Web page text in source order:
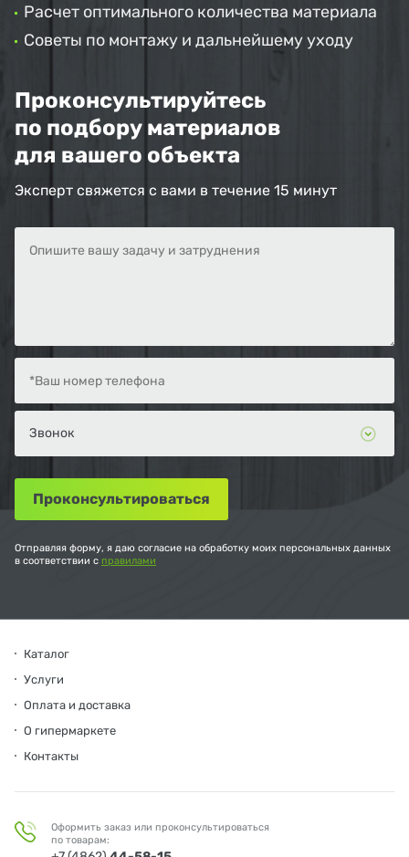
Расчет оптимального количества материала
Советы по монтажу и дальнейшему уходу
Проконсультируйтесь
по подбору материалов
для вашего объекта
Эксперт свяжется с вами в течение 15 минут
Отправляя форму, я даю согласие на обработку моих персональных данных
в соответствии с правилами
Каталог
Услуги
Оплата и доставка
О гипермаркете
Контакты
Оформить заказ или проконсультироваться
по товарам: